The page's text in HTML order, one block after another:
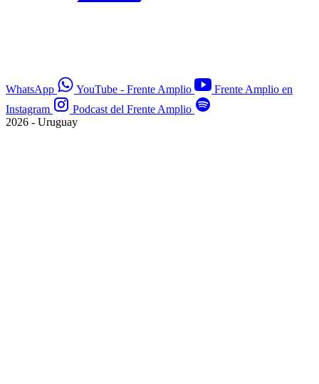
WhatsApp YouTube - Frente Amplio
Frente Amplio en
Instagram
Podcast del Frente Amplio
2026 - Uruguay